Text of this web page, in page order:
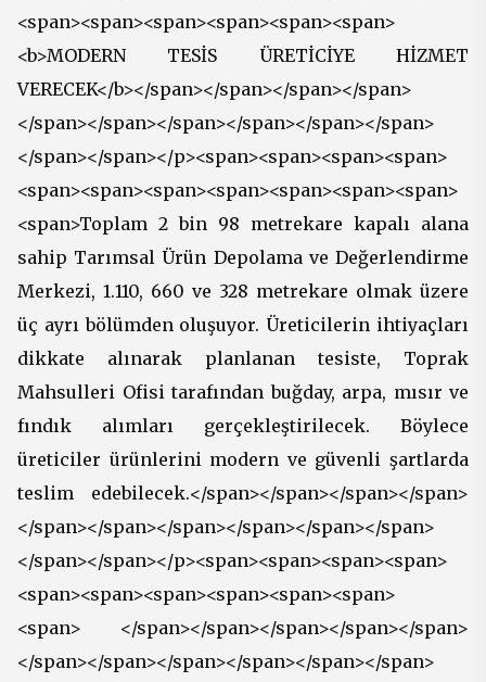
<span><span><span><span><span><span>
<b>MODERN TESİS ÜRETİCİYE HİZMET
VERECEK</b></span></span></span></span>
</span></span></span></span></span></span>
</span></span></p><span><span><span><span>
<span><span><span><span><span><span><span>
<span>Toplam 2 bin 98 metrekare kapalı alana
sahip Tarımsal Ürün Depolama ve Değerlendirme
Merkezi, 1.110, 660 ve 328 metrekare olmak üzere
üç ayrı bölümden oluşuyor. Üreticilerin ihtiyaçları
dikkate alınarak planlanan tesiste, Toprak
Mahsulleri Ofisi tarafından buğday, arpa, mısır ve
fındık alımları gerçekleştirilecek. Böylece
üreticiler ürünlerini modern ve güvenli şartlarda
teslim edebilecek.</span></span></span></span>
</span></span></span></span></span></span>
</span></span></p><span><span><span><span>
<span><span><span><span><span><span>
<span> </span></span></span></span></span>
</span></span></span></span></span></span>